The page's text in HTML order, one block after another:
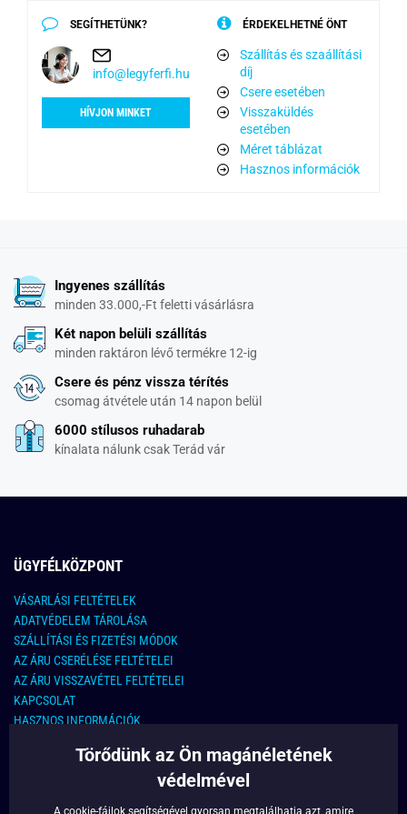
SEGÍTHETÜNK?
info@legyferfi.hu
HÍVJON MINKET
ÉRDEKELHETNÉ ÖNT
Szállítás és szaállítási
díj
Csere esetében
Visszaküldés
esetében
Méret táblázat
Hasznos információk
Ingyenes szállítás
minden 33.000,-Ft feletti vásárlásra
Két napon belüli szállítás
minden raktáron lévő termékre 12-ig
Csere és pénz vissza térítés
csomag átvétele után 14 napon belül
6000 stílusos ruhadarab
kínalata nálunk csak Terád vár
ÜGYFÉLKÖZPONT
VÁSARLÁSI FELTÉTELEK
ADATVÉDELEM TÁROLÁSA
SZÁLLÍTÁSI ÉS FIZETÉSI MÓDOK
AZ ÁRU CSERÉLÉSE FELTÉTELEI
AZ ÁRU VISSZAVÉTEL FELTÉTELEI
KAPCSOLAT
HASZNOS INFORMÁCIÓK
KAPCSOLAT
info@legyferfi.hu
Törődünk az Ön magánéletének
védelmével
A cookie-fájlok segítségével gyorsan megtalálhatja azt, amire